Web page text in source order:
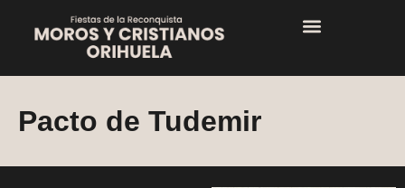
Pacto de Tudemir